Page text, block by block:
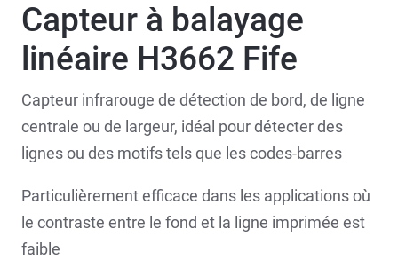
Capteur à balayage
linéaire H3662 Fife
Capteur infrarouge de détection de bord, de ligne
centrale ou de largeur, idéal pour détecter des
lignes ou des motifs tels que les codes-barres
Particulièrement efficace dans les applications où
le contraste entre le fond et la ligne imprimée est
faible